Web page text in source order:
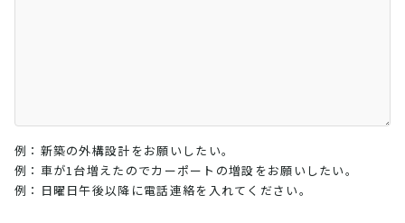
例：新築の外構設計をお願いしたい。
例：車が1台増えたのでカーポートの増設をお願いしたい。
例：日曜日午後以降に電話連絡を入れてください。